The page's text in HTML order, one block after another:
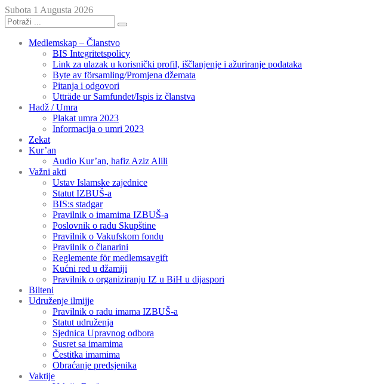
Subota 1 Augusta 2026
Medlemskap – Članstvo
BIS Integritetspolicy
Link za ulazak u korisnički profil, iščlanjenje i ažuriranje podataka
Byte av församling/Promjena džemata
Pitanja i odgovori
Utträde ur Samfundet/Ispis iz članstva
Hadž / Umra
Plakat umra 2023
Informacija o umri 2023
Zekat
Kur’an
Audio Kur’an, hafiz Aziz Alili
Važni akti
Ustav Islamske zajednice
Statut IZBUŠ-a
BIS:s stadgar
Pravilnik o imamima IZBUŠ-a
Poslovnik o radu Skupštine
Pravilnik o Vakufskom fondu
Pravilnik o članarini
Reglemente för medlemsavgift
Kućni red u džamiji
Pravilnik o organiziranju IZ u BiH u dijaspori
Bilteni
Udruženje ilmijje
Pravilnik o radu imama IZBUŠ-a
Statut udruženja
Sjednica Upravnog odbora
Susret sa imamima
Čestitka imamima
Obraćanje predsjenika
Vaktije